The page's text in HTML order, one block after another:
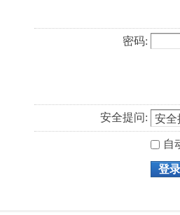
密码:
安全提问:
自
登录